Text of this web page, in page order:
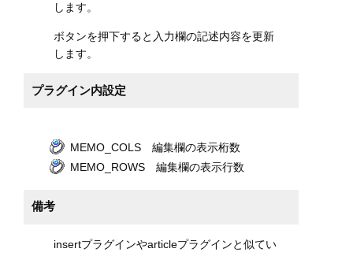
します。
ボタンを押下すると入力欄の記述内容を更新
します。
プラグイン内設定
MEMO_COLS 編集欄の表示桁数
MEMO_ROWS 編集欄の表示行数
備考
insertプラグインやarticleプラグインと似てい